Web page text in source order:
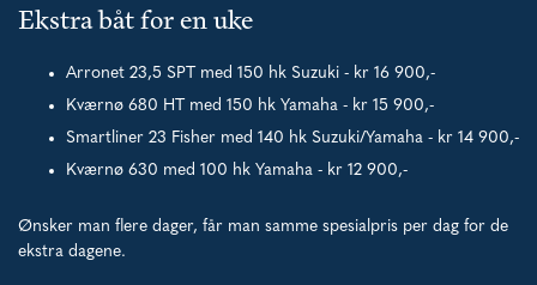
Ekstra båt for en uke
Arronet 23,5 SPT med 150 hk Suzuki - kr 16 900,-
Kværnø 680 HT med 150 hk Yamaha - kr 15 900,-
Smartliner 23 Fisher med 140 hk Suzuki/Yamaha - kr 14 900,-
Kværnø 630 med 100 hk Yamaha - kr 12 900,-
Ønsker man flere dager, får man samme spesialpris per dag for de
ekstra dagene.